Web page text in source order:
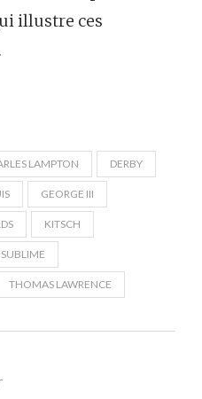
illustre ces
LAMPTON DERBY
GEORGE III
KITSCH
SUBLIME
THOMAS LAWRENCE